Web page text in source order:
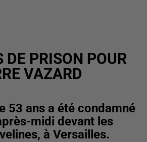
DE PRISON POUR
VAZARD
53 ans a été condamné
midi devant les
à Versailles.